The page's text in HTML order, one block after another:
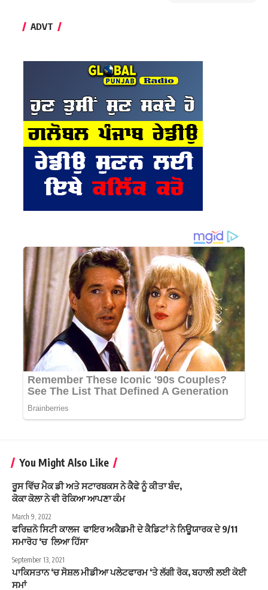
ADVT
You Might Also Like
ਰੂਸ ਵਿੱਚ ਮੈਕ ਡੀ ਅਤੇ ਸਟਾਰਬਕਸ ਨੇ ਕੈਫੇ ਨੂੰ ਕੀਤਾ ਬੰਦ,
ਕੋਕਾ ਕੋਲਾ ਨੇ ਵੀ ਰੋਕਿਆ ਆਪਣਾ ਕੰਮ
March 9, 2022
ਫਰਿਜ਼ਨੋ ਸਿਟੀ ਕਾਲਜ ਫਾਇਰ ਅਕੈਡਮੀ ਦੇ ਕੈਡਿਟਾਂ ਨੇ ਨਿਊਯਾਰਕ ਦੇ 9/11
ਸਮਾਰੋਹ ‘ਚ ਲਿਆ ਹਿੱਸਾ
September 13, 2021
ਪਾਕਿਸਤਾਨ ‘ਚ ਸੋਸ਼ਲ ਮੀਡੀਆ ਪਲੇਟਫਾਰਮ ‘ਤੇ ਲੱਗੀ ਰੋਕ, ਬਹਾਲੀ ਲਈ ਕੋਈ
ਸਮਾਂ